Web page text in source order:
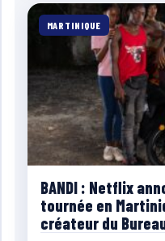
MARTINIQUE
BANDI : Netflix
tournée en
créateur du